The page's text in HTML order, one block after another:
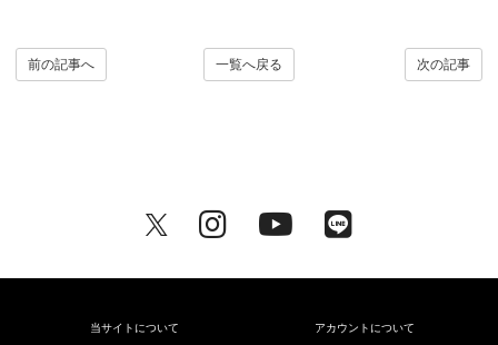
次の記事
一覧へ戻る
前の記事へ
当サイトについて アカウントについて